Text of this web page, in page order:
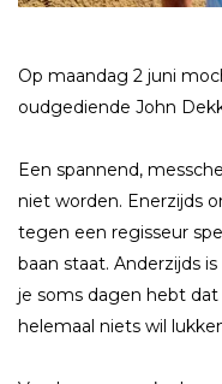
Op maandag 2 juni
oudgediende John
Een spannend,
niet worden. Enerzijds
tegen een regisseur
baan staat. Anderzijds
je soms dagen hebt
helemaal niets wil